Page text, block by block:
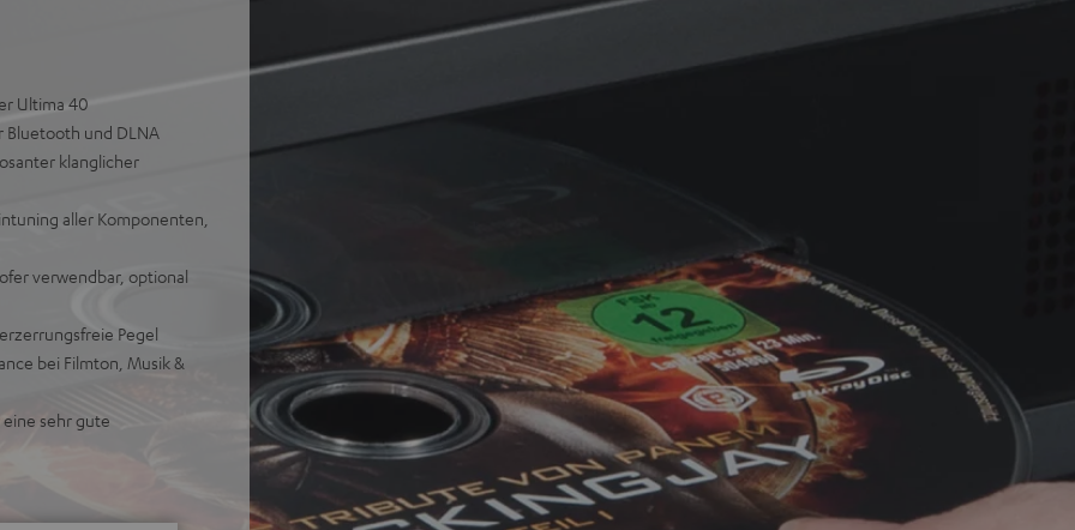
Ultima 40
und DLNA
klanglicher
aller Komponenten,
verwendbar, optional
Pegel
bei Filmton, Musik &
sehr gute